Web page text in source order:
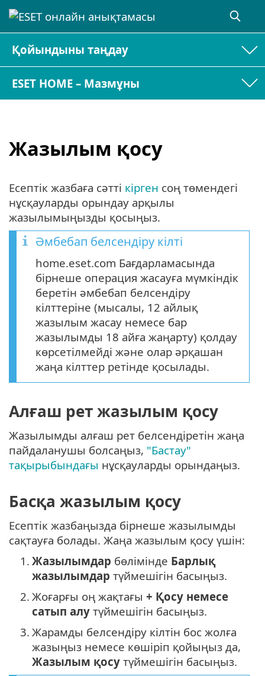
Қойындыны таңдау
ESET HOME – Мазмұны
Жазылым қосу
Есептік жазбаға сәтті кірген соң төмендегі
нұсқауларды орындау арқылы
жазылымыңызды қосыңыз.
Әмбебап белсендіру кілті
home.eset.com Бағдарламасында
бірнеше операция жасауға мүмкіндік
беретін әмбебап белсендіру
кілттеріне (мысалы, 12 айлық
жазылым жасау немесе бар
жазылымды 18 айға жаңарту) қолдау
көрсетілмейді және олар әрқашан
жаңа кілттер ретінде қосылады.
Алғаш рет жазылым қосу
Жазылымды алғаш рет белсендіретін жаңа
пайдаланушы болсаңыз, "Бастау"
тақырыбындағы нұсқауларды орындаңыз.
Басқа жазылым қосу
Есептік жазбаңызда бірнеше жазылымды
сақтауға болады. Жаңа жазылым қосу үшін:
1. Жазылымдар бөлімінде Барлық
жазылымдар түймешігін басыңыз.
2. Жоғарғы оң жақтағы + Қосу немесе
сатып алу түймешігін басыңыз.
3. Жарамды белсендіру кілтін бос жолға
жазыңыз немесе көшіріп қойыңыз да,
Жазылым қосу түймешігін басыңыз.